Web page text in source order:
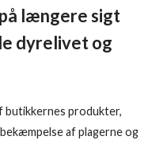
længere sigt
dyrelivet og
butikkernes produkter,
af plagerne og